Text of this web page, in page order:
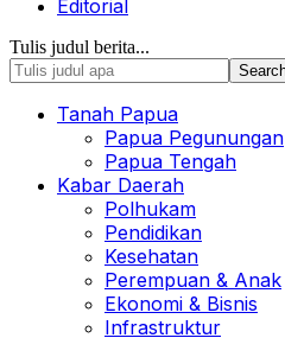
Editorial
Tulis judul berita...
Tanah Papua
Papua Pegunungan
Papua Tengah
Kabar Daerah
Polhukam
Pendidikan
Kesehatan
Perempuan & Anak
Ekonomi & Bisnis
Infrastruktur